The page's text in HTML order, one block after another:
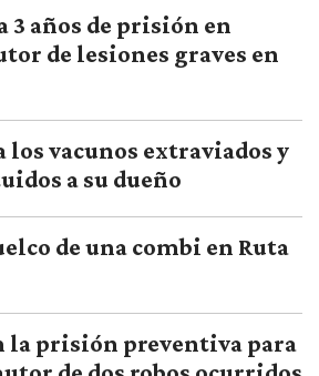
3 años de prisión en
de lesiones graves en
los vacunos extraviados y
a su dueño
de una combi en Ruta
la prisión preventiva para